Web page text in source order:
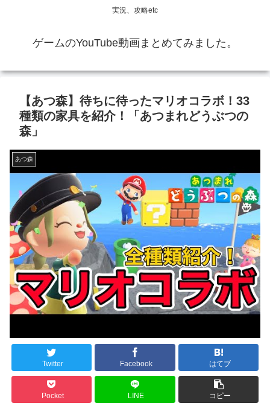
実況、攻略etc
ゲームのYouTube動画まとめてみました。
【あつ森】待ちに待ったマリオコラボ！33
種類の家具を紹介！「あつまれどうぶつの
森」
あつ森
Twitter Facebook はてブ
Pocket LINE コピー